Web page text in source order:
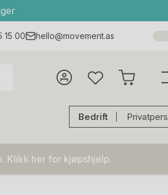
15 00 hello@movement.as
Bedrift
Klikk her for kjøpshjelp.